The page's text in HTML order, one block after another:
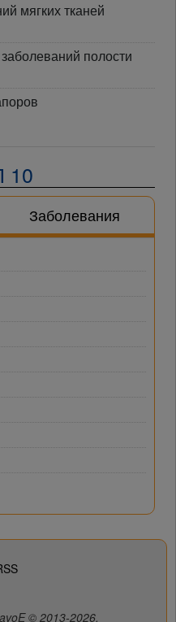
мягких тканей
полости
10
Заболевания
© 2013-2026.